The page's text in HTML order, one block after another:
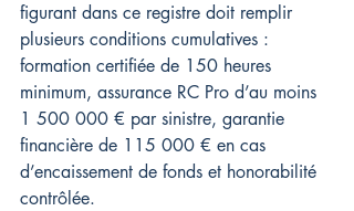
figurant dans ce registre doit remplir
plusieurs conditions cumulatives :
formation certifiée de 150 heures
minimum, assurance RC Pro d’au moins
1 500 000 € par sinistre, garantie
financière de 115 000 € en cas
d’encaissement de fonds et honorabilité
contrôlée.